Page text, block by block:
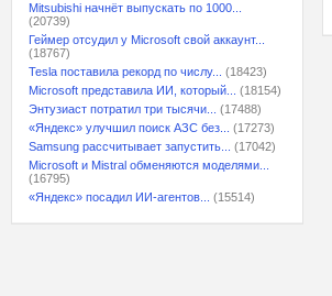
Mitsubishi начнёт выпускать по 1000...
(20739)
Геймер отсудил у Microsoft свой аккаунт...
(18767)
Tesla поставила рекорд по числу...
(18423)
Microsoft представила ИИ, который...
(18154)
Энтузиаст потратил три тысячи...
(17488)
«Яндекс» улучшил поиск АЗС без...
(17273)
Samsung рассчитывает запустить...
(17042)
Microsoft и Mistral обменяются моделями...
(16795)
«Яндекс» посадил ИИ-агентов...
(15514)